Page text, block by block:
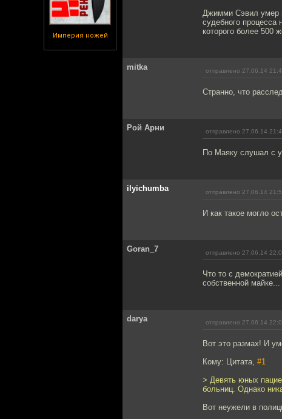
Империя ножей
Джимми Сэвил умер в
судебного
которого более 500
mitka отправлено 27.06.14
Странно, что
Рой Арни отправлено 27.06.14
По Маяку слушал с
ilyichumba отправлено 27.06.14
И как такое могло
Goran_7 отправлено 27.06.14
Что то с
собственной майке...
darya отправлено 27.06.14
Вот это размах! И
Кому: Цитата, #1
> Девять юных
больниц. Однако
Вот неужели в